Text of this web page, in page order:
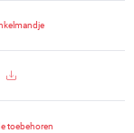
toebehoren